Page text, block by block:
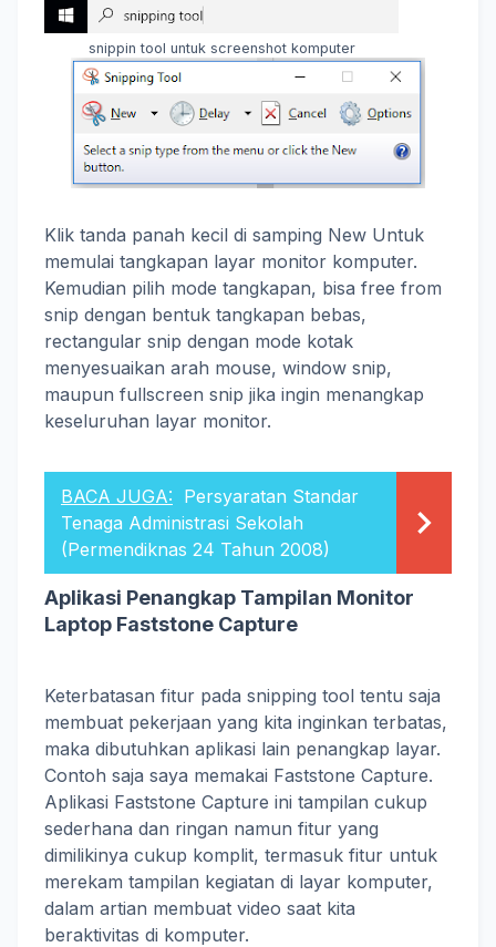
snippin tool untuk screenshot komputer
Klik tanda panah kecil di samping New Untuk
memulai tangkapan layar monitor komputer.
Kemudian pilih mode tangkapan, bisa free from
snip dengan bentuk tangkapan bebas,
rectangular snip dengan mode kotak
menyesuaikan arah mouse, window snip,
maupun fullscreen snip jika ingin menangkap
keseluruhan layar monitor.
BACA JUGA: Persyaratan Standar
Tenaga Administrasi Sekolah
(Permendiknas 24 Tahun 2008)
Aplikasi Penangkap Tampilan Monitor
Laptop Faststone Capture
Keterbatasan fitur pada snipping tool tentu saja
membuat pekerjaan yang kita inginkan terbatas,
maka dibutuhkan aplikasi lain penangkap layar.
Contoh saja saya memakai Faststone Capture.
Aplikasi Faststone Capture ini tampilan cukup
sederhana dan ringan namun fitur yang
dimilikinya cukup komplit, termasuk fitur untuk
merekam tampilan kegiatan di layar komputer,
dalam artian membuat video saat kita
beraktivitas di komputer.